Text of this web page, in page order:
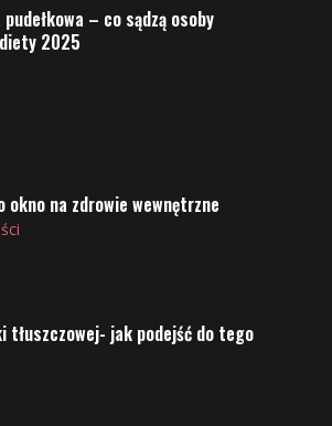
– co sądzą osoby
2025
okno na zdrowie wewnętrzne
tłuszczowej- jak podejść do tego